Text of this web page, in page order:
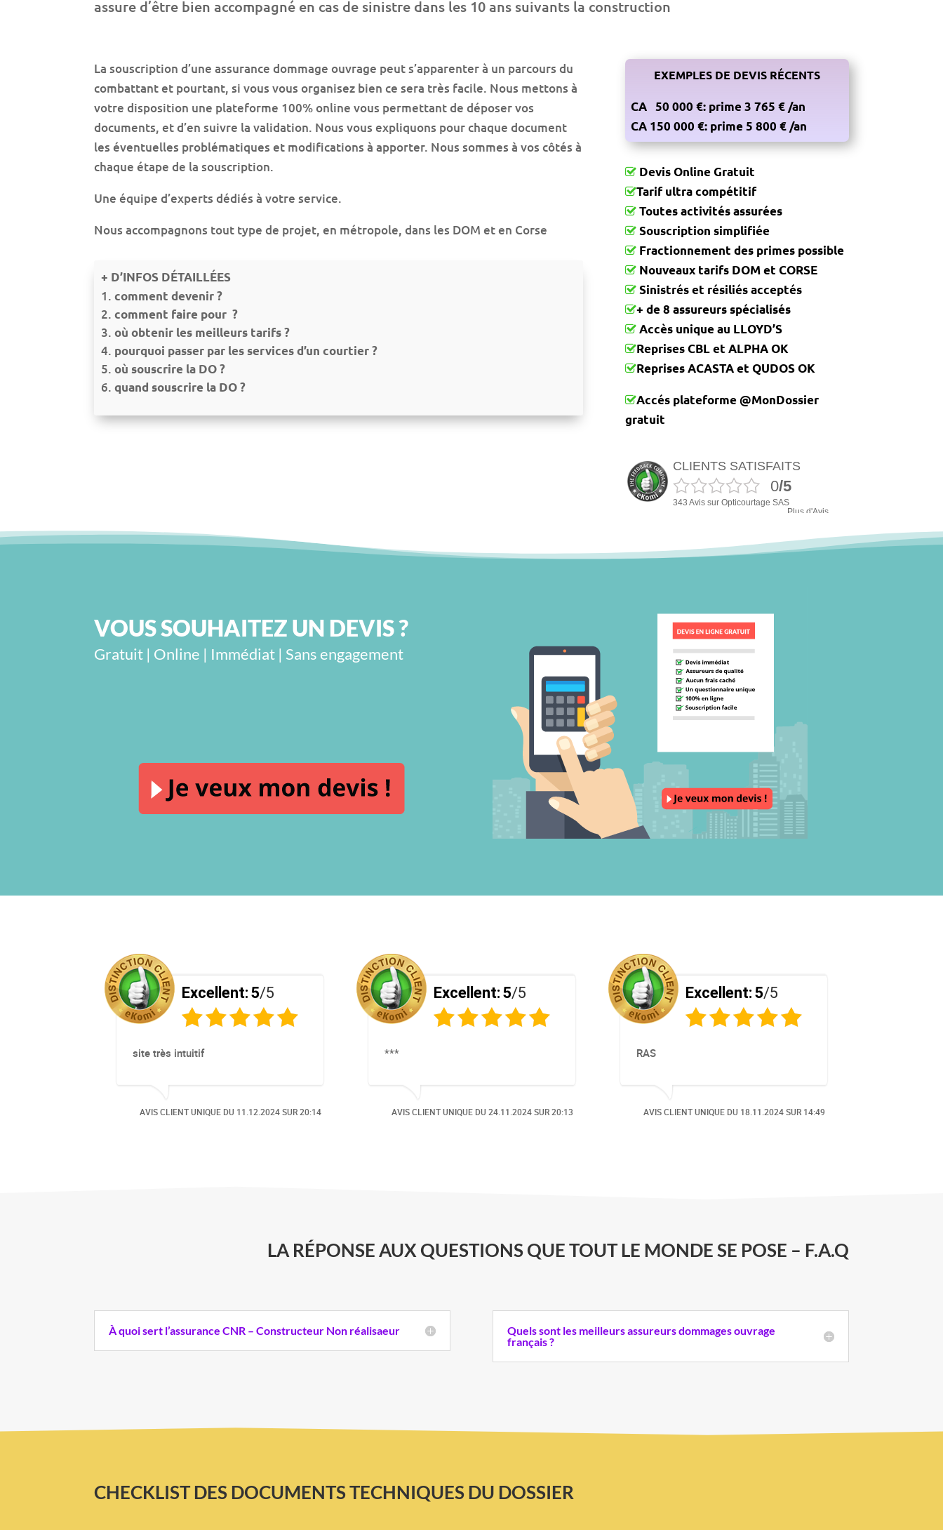
assure d’être bien accompagné en cas de sinistre dans les 10 ans suivants la construction
La souscription d’une assurance dommage ouvrage peut s’apparenter à un parcours du
combattant et pourtant, si vous vous organisez bien ce sera très facile. Nous mettons à
votre disposition une plateforme 100% online vous permettant de déposer vos
documents, et d’en suivre la validation. Nous vous expliquons pour chaque document
les éventuelles problématiques et modifications à apporter. Nous sommes à vos côtés à
chaque étape de la souscription.
Une équipe d’experts dédiés à votre service.
Nous accompagnons tout type de projet, en métropole, dans les DOM et en Corse
+ D’INFOS DÉTAILLÉES
comment devenir ?
comment faire pour ?
où obtenir les meilleurs tarifs ?
pourquoi passer par les services d’un courtier ?
où souscrire la DO ?
quand souscrire la DO ?
EXEMPLES DE DEVIS RÉCENTS
CA 50 000 €: prime 3 765 € /an
CA 150 000 €: prime 5 800 € /an
Devis Online Gratuit
Tarif ultra compétitif
Toutes activités assurées
Souscription simplifiée
Fractionnement des primes possible
Nouveaux tarifs DOM et CORSE
Sinistrés et résiliés acceptés
+ de 8 assureurs spécialisés
Accès unique au LLOYD’S
Reprises CBL et ALPHA OK
Reprises ACASTA et QUDOS OK
Accés plateforme @MonDossier
gratuit
CLIENTS SATISFAITS
0/5
343 Avis sur Opticourtage SAS
Plus d'Avis
VOUS SOUHAITEZ UN DEVIS ?
Gratuit | Online | Immédiat | Sans engagement
Excellent:5/5
site très intuitif
AVIS CLIENT UNIQUE DU 11.12.2024SUR 20:14
Excellent:5/5
***
AVIS CLIENT UNIQUE DU24.11.2024SUR 20:13
Excellent:5/5
RAS
AVIS CLIENT UNIQUE DU 18.11.2024SUR 14:49
LA RÉPONSE AUX QUESTIONS QUE TOUT LE MONDE SE POSE – F.A.Q
À quoi sert l’assurance CNR – Constructeur Non réalisaeur
Quels sont les meilleurs assureurs dommages ouvrage
français ?
CHECKLIST DES DOCUMENTS TECHNIQUES DU DOSSIER